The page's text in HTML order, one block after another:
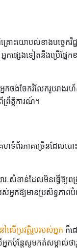
ពិគ្រោះយោបល់ខាងបច្ចេ
ផ្សេងទៀតនឹងប្រើផ្នែក
នកចង់ចែករំលែករូបរាង
រឹត្តិការណ៍។
ហទំព័រភាគច្រើនដែលបោ
រៈសំខាន់ដែលមិនធ្វើឱ្យ
នកឱ្យមានប្រសិទ្ធភាព
លើប្រវត្តិរូបរបស់អ្នក ក៏ដ
នកប៉ុន្ដែសូមកត់សម្គា